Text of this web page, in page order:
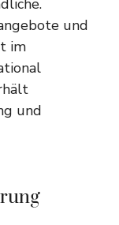
und
im
und